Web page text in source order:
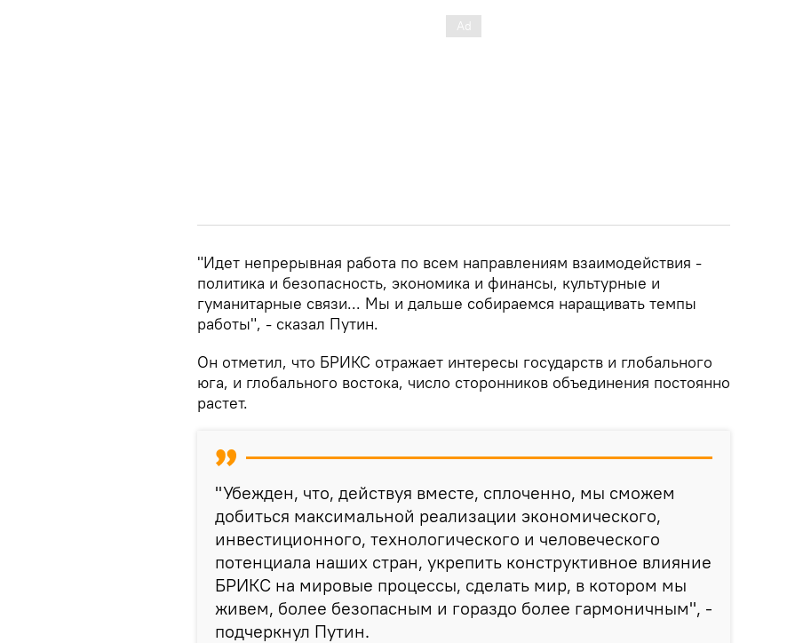
"Идет непрерывная работа по всем направлениям взаимодействия -
политика и безопасность, экономика и финансы, культурные и
гуманитарные связи... Мы и дальше собираемся наращивать темпы
работы", - сказал Путин.
Он отметил, что БРИКС отражает интересы государств и глобального
юга, и глобального востока, число сторонников объединения постоянно
растет.
"Убежден, что, действуя вместе, сплоченно, мы сможем
добиться максимальной реализации экономического,
инвестиционного, технологического и человеческого
потенциала наших стран, укрепить конструктивное влияние
БРИКС на мировые процессы, сделать мир, в котором мы
живем, более безопасным и гораздо более гармоничным", -
подчеркнул Путин.